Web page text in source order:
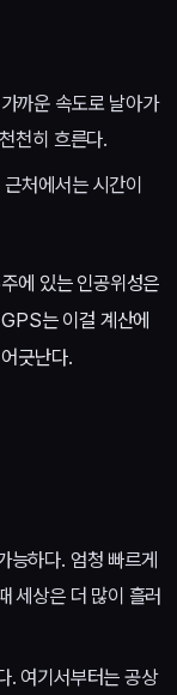
까운 속도로 날아가
천히 흐른다.
처에서는 시간이
에 있는 인공위성은
는 이걸 계산에
긋난다.
능하다. 엄청 빠르게
세상은 더 많이 흘러
. 여기서부터는 공상